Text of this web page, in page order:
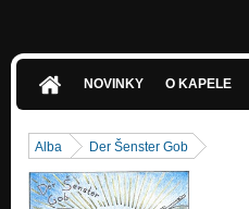
Duj duj
Live in Brno
NOVINKY O KAPELE
Alba Der Šenster Gob